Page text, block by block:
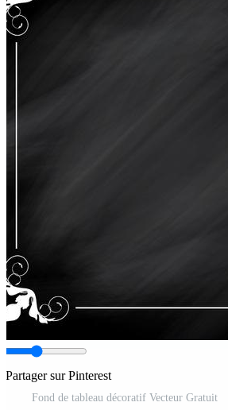
Partager sur Pinterest
Fond de tableau décoratif Vecteur Gratuit